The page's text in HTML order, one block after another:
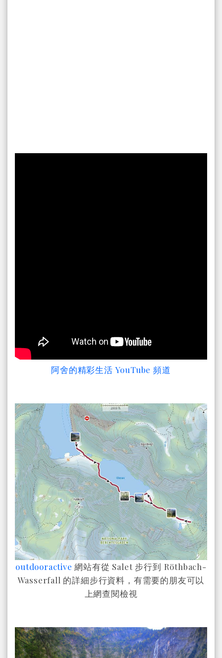
阿舍的精彩生活 YouTube 頻道
outdooractive 網站有從 Salet 步行到 Röthbach-
Wasserfall 的詳細步行資料，有需要的朋友可以
上網查閱檢視